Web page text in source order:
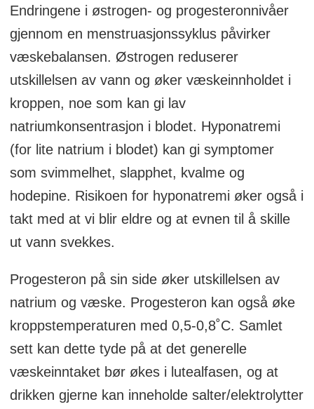
Endringene i østrogen- og progesteronnivåer
gjennom en menstruasjonssyklus påvirker
væskebalansen. Østrogen reduserer
utskillelsen av vann og øker væskeinnholdet i
kroppen, noe som kan gi lav
natriumkonsentrasjon i blodet. Hyponatremi
(for lite natrium i blodet) kan gi symptomer
som svimmelhet, slapphet, kvalme og
hodepine. Risikoen for hyponatremi øker også i
takt med at vi blir eldre og at evnen til å skille
ut vann svekkes.
Progesteron på sin side øker utskillelsen av
natrium og væske. Progesteron kan også øke
kroppstemperaturen med 0,5-0,8˚C. Samlet
sett kan dette tyde på at det generelle
væskeinntaket bør økes i lutealfasen, og at
drikken gjerne kan inneholde salter/elektrolytter